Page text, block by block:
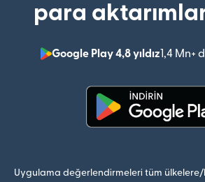
para
Google Play 4,8 yıldız1,4 Mn+
Uygulama değerlendirmeleri tüm